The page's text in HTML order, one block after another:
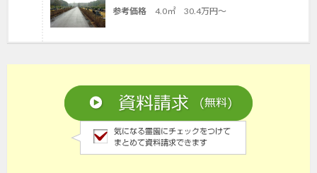
参考価格
4.0㎡ 30.4万円～